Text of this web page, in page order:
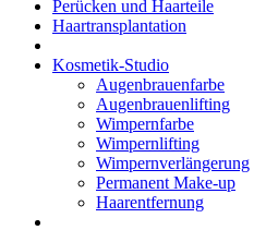
Perücken und Haarteile
Haartransplantation
Kosmetik-Studio
Augenbrauenfarbe
Augenbrauenlifting
Wimpernfarbe
Wimpernlifting
Wimpernverlängerung
Permanent Make-up
Haarentfernung